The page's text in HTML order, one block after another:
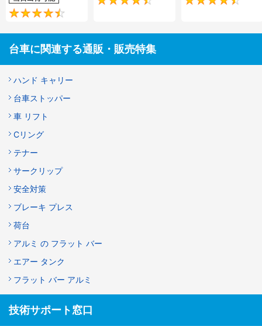
台車に関連する通販・販売特集
ハンド キャリー
台車ストッパー
車 リフト
Cリング
テナー
サークリップ
安全対策
ブレーキ プレス
荷台
アルミ の フラット バー
エアー タンク
フラット バー アルミ
技術サポート窓口